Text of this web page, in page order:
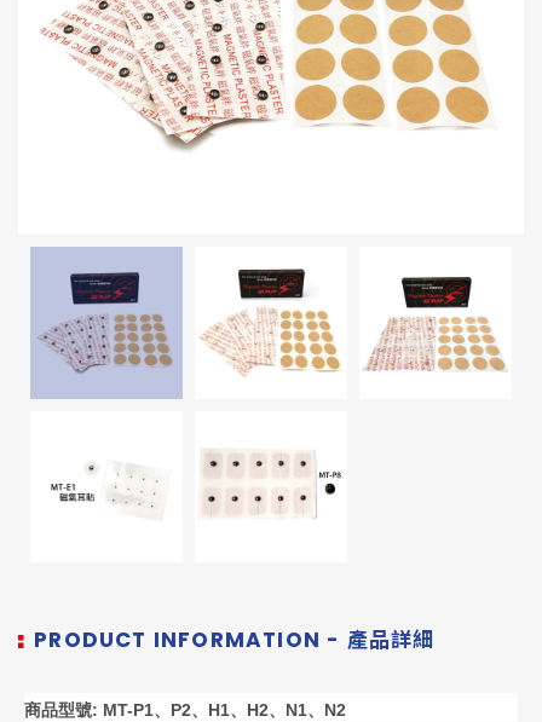
PRODUCT INFORMATION - 產品詳細
商品型號: MT-P1、P2、H1、H2、N1、N2